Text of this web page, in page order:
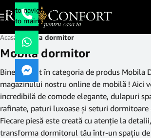
Skip to navigation
Skip to main content
Acasă Mobila dormitor
Mobila dormitor
Bine ai venit în categoria de produs Mobila
magazinului nostru online de mobilă ! Aici
incredibilă de comode elegante, dulapuri
rafinate, paturi luxoase și seturi dormitoare
Fiecare piesă este creată cu atenție la
transforma dormitorul tău într-un spațiu de